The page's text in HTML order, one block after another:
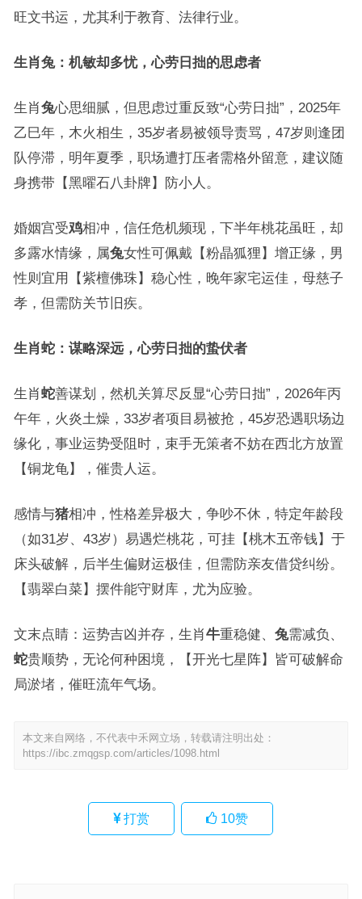
旺文书运，尤其利于教育、法律行业。
生肖兔：机敏却多忧，心劳日拙的思虑者
生肖兔心思细腻，但思虑过重反致“心劳日拙”，2025年
乙巳年，木火相生，35岁者易被领导责骂，47岁则逢团
队停滞，明年夏季，职场遭打压者需格外留意，建议随
身携带【黑曜石八卦牌】防小人。
婚姻宫受鸡相冲，信任危机频现，下半年桃花虽旺，却
多露水情缘，属兔女性可佩戴【粉晶狐狸】增正缘，男
性则宜用【紫檀佛珠】稳心性，晚年家宅运佳，母慈子
孝，但需防关节旧疾。
生肖蛇：谋略深远，心劳日拙的蛰伏者
生肖蛇善谋划，然机关算尽反显“心劳日拙”，2026年丙
午年，火炎土燥，33岁者项目易被抢，45岁恐遇职场边
缘化，事业运势受阻时，束手无策者不妨在西北方放置
【铜龙龟】，催贵人运。
感情与猪相冲，性格差异极大，争吵不休，特定年龄段
（如31岁、43岁）易遇烂桃花，可挂【桃木五帝钱】于
床头破解，后半生偏财运极佳，但需防亲友借贷纠纷。
【翡翠白菜】摆件能守财库，尤为应验。
文末点睛：运势吉凶并存，生肖牛重稳健、 兔需减负、
蛇贵顺势，无论何种困境，【开光七星阵】皆可破解命
局淤堵，催旺流年气场。
本文来自网络，不代表中禾网立场，转载请注明出处：
https://ibc.zmqgsp.com/articles/1098.html
打赏 10赞